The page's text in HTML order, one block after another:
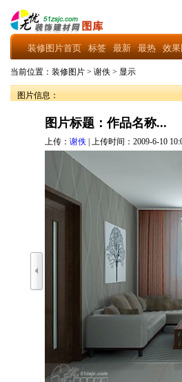
装修图片首页 标签 最新 最热 效
当前位置： 装修图片 > 谢佚 > 显示
图片信息：
图片标题：作品名称...
上传： 谢佚 | 上传时间：2009-6-10